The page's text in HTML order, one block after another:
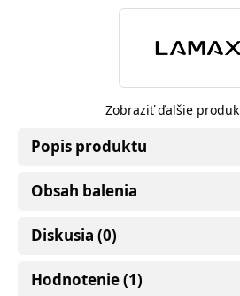
Zobraziť ďalšie
Popis produktu
Obsah balenia
Diskusia (0)
Hodnotenie (1)